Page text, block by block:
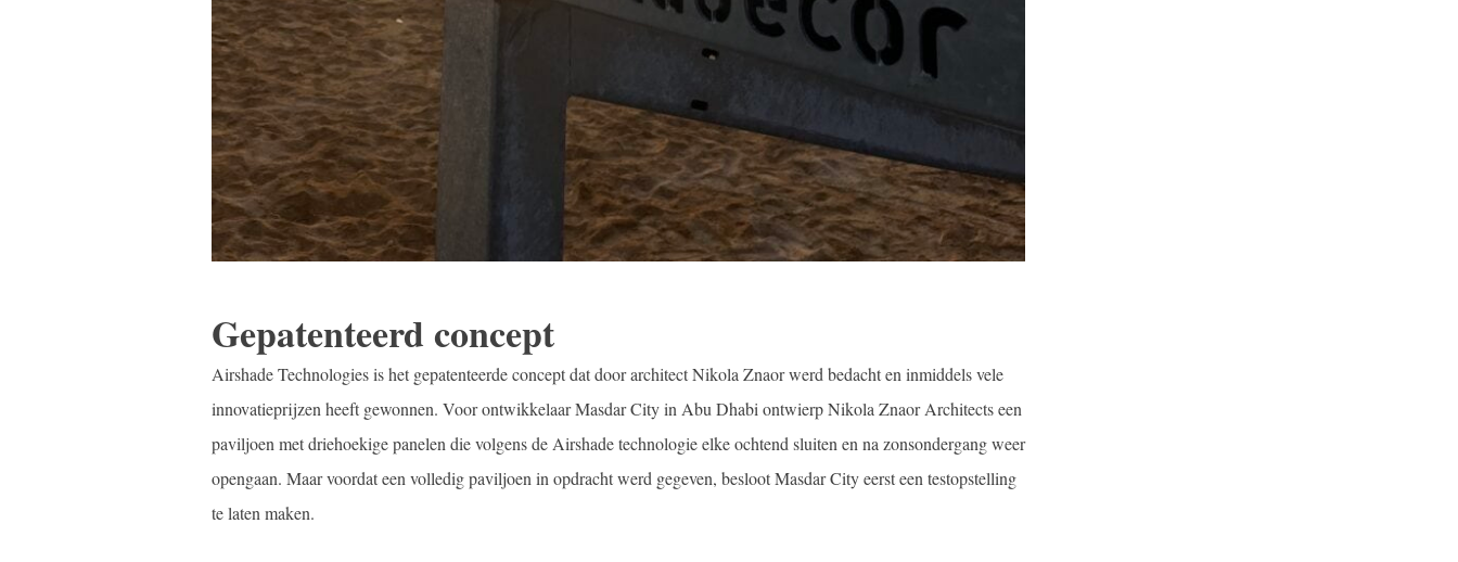
Gepatenteerd concept
Airshade Technologies is het gepatenteerde concept dat door architect Nikola Znaor werd bedacht en inmiddels vele
innovatieprijzen heeft gewonnen. Voor ontwikkelaar Masdar City in Abu Dhabi ontwierp Nikola Znaor Architects een
paviljoen met driehoekige panelen die volgens de Airshade technologie elke ochtend sluiten en na zonsondergang weer
opengaan. Maar voordat een volledig paviljoen in opdracht werd gegeven, besloot Masdar City eerst een testopstelling
te laten maken.